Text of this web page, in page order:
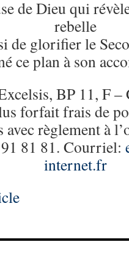
de Dieu qui
rebelle
de glorifier le
ce plan à son
BP 11, F –
forfait frais de
avec règlement à
81 81. Courriel:
internet.fr